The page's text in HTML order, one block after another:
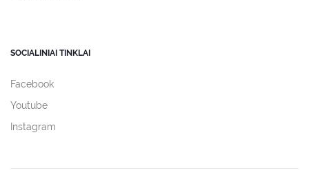
SOCIALINIAI TINKLAI
Facebook
Youtube
Instagram